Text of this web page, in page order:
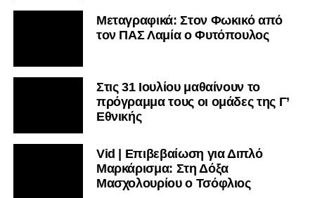
Μεταγραφικά: Στον Φωκικό από
τον ΠΑΣ Λαμία ο Φυτόπουλος
Στις 31 Ιουλίου μαθαίνουν το
πρόγραμμα τους οι ομάδες της Γ’
Εθνικής
Vid | Επιβεβαίωση για Διπλό
Μαρκάρισμα: Στη Δόξα
Μασχολουρίου ο Τσόφλιος